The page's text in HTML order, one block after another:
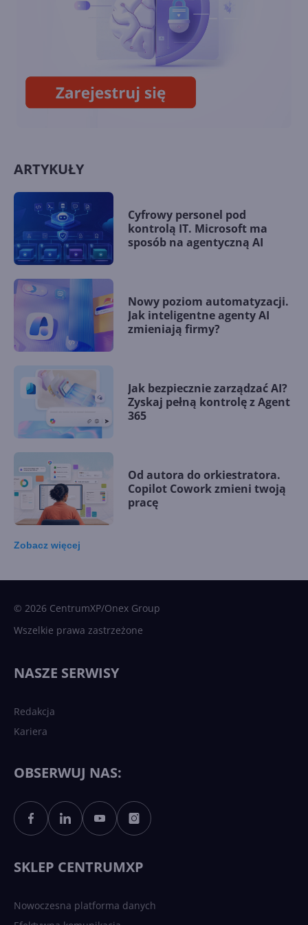
Jak sztuczna inteligencja
pomaga planecie?
ARTYKUŁY
Cyfrowy personel pod
kontrolą IT. Microsoft ma
sposób na agentyczną AI
Nowy poziom automatyzacji.
Jak inteligentne agenty AI
zmieniają firmy?
Jak bezpiecznie zarządzać AI?
Zyskaj pełną kontrolę z Agent
365
Od autora do orkiestratora.
Copilot Cowork zmieni twoją
pracę
Sztuczna inteligencja po
polsku. Dość barier
Zobacz więcej
© 2026 CentrumXP/Onex Group
Wszelkie prawa zastrzeżone
NASZE SERWISY
Redakcja
Kariera
OBSERWUJ NAS:
SKLEP CENTRUMXP
Nowoczesna platforma danych